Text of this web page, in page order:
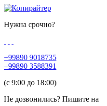
Нужна срочно?
+99890 9018735
+99890 3588391
(c 9:00 до 18:00)
Не дозвонились? Пишите на